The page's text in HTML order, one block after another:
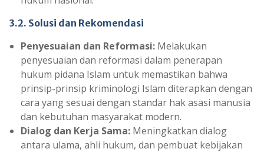
3.2. Solusi dan Rekomendasi
Penyesuaian dan Reformasi: Melakukan
penyesuaian dan reformasi dalam penerapan
hukum pidana Islam untuk memastikan bahwa
prinsip-prinsip kriminologi Islam diterapkan dengan
cara yang sesuai dengan standar hak asasi manusia
dan kebutuhan masyarakat modern.
Dialog dan Kerja Sama: Meningkatkan dialog
antara ulama, ahli hukum, dan pembuat kebijakan